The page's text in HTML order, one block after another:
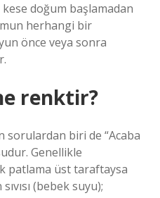
doğum başlamadan
herhangi bir
önce veya sonra
renktir?
sorulardan biri de “Acaba
Genellikle
patlama üst taraftaysa
(bebek suyu);